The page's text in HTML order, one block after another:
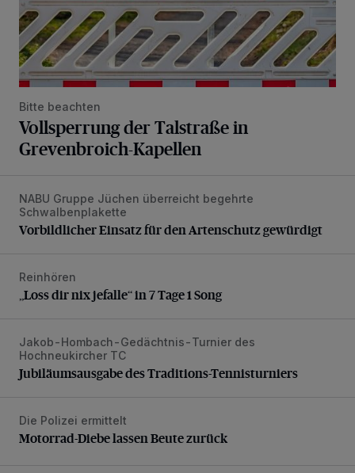
Bitte beachten
Vollsperrung der Talstraße in
Grevenbroich-Kapellen
Vorbildlicher Einsatz für den Artenschutz gewürdigt
NABU Gruppe Jüchen überreicht begehrte
Schwalbenplakette
Vorbildlicher Einsatz für den Artenschutz gewürdigt
„Loss dir nix jefalle“ in 7 Tage 1 Song
Reinhören
„Loss dir nix jefalle“ in 7 Tage 1 Song
Jubiläumsausgabe des Traditions-Tennisturniers
Jakob-Hombach-Gedächtnis-Turnier des
Hochneukircher TC
Jubiläumsausgabe des Traditions-Tennisturniers
Motorrad-Diebe lassen Beute zurück
Die Polizei ermittelt
Motorrad-Diebe lassen Beute zurück